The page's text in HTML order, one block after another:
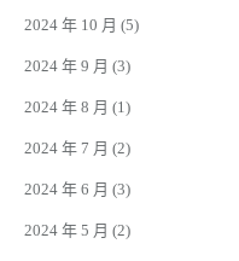
2024 年 10 月 (5)
2024 年 9 月 (3)
2024 年 8 月 (1)
2024 年 7 月 (2)
2024 年 6 月 (3)
2024 年 5 月 (2)